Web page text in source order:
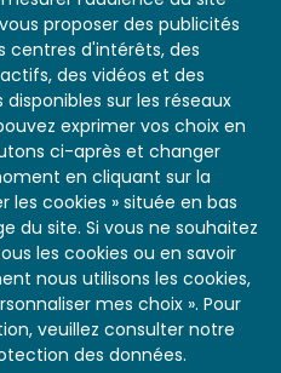
proposer des publicités
centres d'intérêts, des
des vidéos et des
sur les réseaux
exprimer vos choix en
ci-après et changer
en cliquant sur la
les cookies » située en bas
du site. Si vous ne souhaitez
les cookies ou en savoir
nous utilisons les cookies,
mes choix ». Pour
veuillez consulter notre
des données.
Le comte Robert de
Montesquiou
l’image